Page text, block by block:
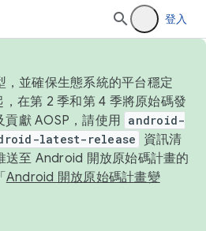
登入
並確保生態系統的平台穩定
在第 2 季和第 4 季將原始碼發
獻 AOSP，請使用 android-
latest-release
資訊清
送至 Android 開放原始碼計畫的
Android 開放原始碼計畫變